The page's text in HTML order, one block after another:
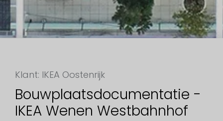
Klant: IKEA Oostenrijk
Bouwplaatsdocumentatie -
IKEA Wenen Westbahnhof